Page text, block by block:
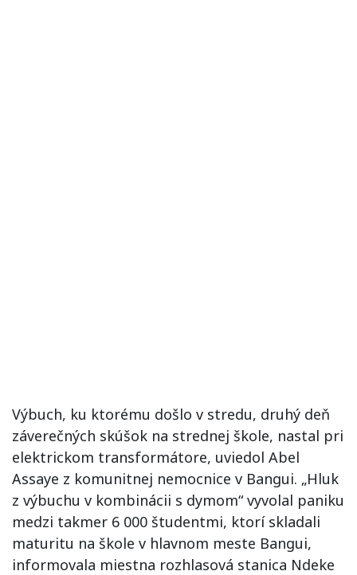
Výbuch, ku ktorému došlo v stredu, druhý deň
záverečných skúšok na strednej škole, nastal pri
elektrickom transformátore, uviedol Abel
Assaye z komunitnej nemocnice v Bangui. „Hluk
z výbuchu v kombinácii s dymom“ vyvolal paniku
medzi takmer 6 000 študentmi, ktorí skladali
maturitu na škole v hlavnom meste Bangui,
informovala miestna rozhlasová stanica Ndeke